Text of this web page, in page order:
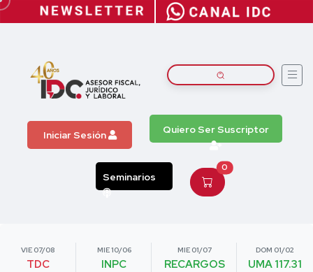
Iniciar Sesión Quiero Ser Suscriptor
Seminarios
0
VIE 07/08
TDC
MIE 10/06
INPC
MIE 01/07
RECARGOS
DOM 01/02
UMA 117.31